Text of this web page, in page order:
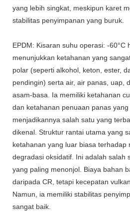
yang lebih singkat, meskipun karet
stabilitas penyimpanan yang buruk.
EPDM: Kisaran suhu operasi: -60°C
menunjukkan ketahanan yang
polar (seperti alkohol, keton, ester,
pendingin) serta air, air panas, uap,
asam-basa. Ia memiliki ketahanan
dan ketahanan penuaan panas yang
menjadikannya salah satu yang
dikenal. Struktur rantai utama yang
ketahanan yang luar biasa terhadap
degradasi oksidatif. Ini adalah salah
yang paling menonjol. Biaya bahan
daripada CR, tetapi kecepatan
Namun, ia memiliki stabilitas
sangat baik.